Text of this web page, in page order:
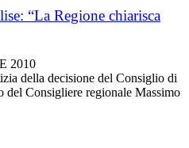
“La Regione chiarisca
2010
della decisione del Consiglio di
del Consigliere regionale Massimo